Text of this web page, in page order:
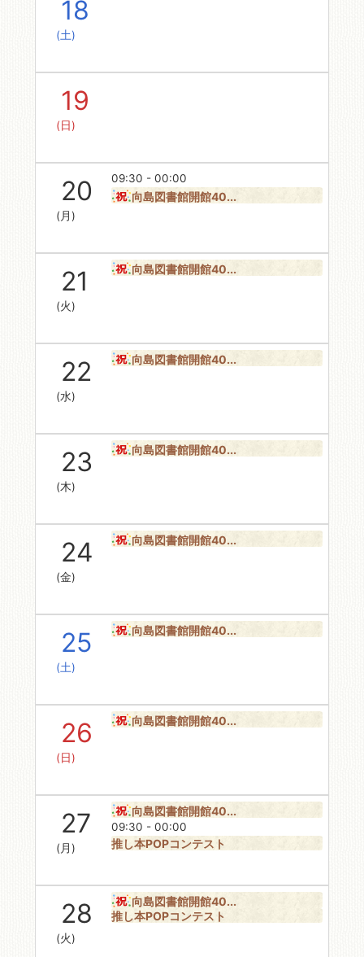
18
(土)
19
(日)
20
(月)
09:30 - 00:00
向島図書館開館40...
21
(火)
向島図書館開館40...
22
(水)
向島図書館開館40...
23
(木)
向島図書館開館40...
24
(金)
向島図書館開館40...
25
(土)
向島図書館開館40...
26
(日)
向島図書館開館40...
27
(月)
向島図書館開館40...
09:30 - 00:00
推し本POPコンテスト
28
(火)
向島図書館開館40...
推し本POPコンテスト